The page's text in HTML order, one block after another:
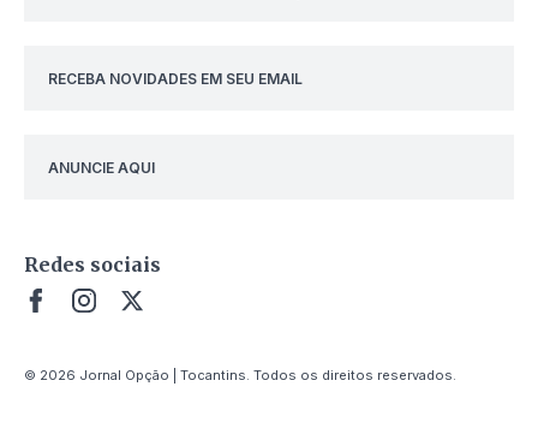
RECEBA NOVIDADES EM SEU EMAIL
ANUNCIE AQUI
Redes sociais
© 2026 Jornal Opção | Tocantins. Todos os direitos reservados.